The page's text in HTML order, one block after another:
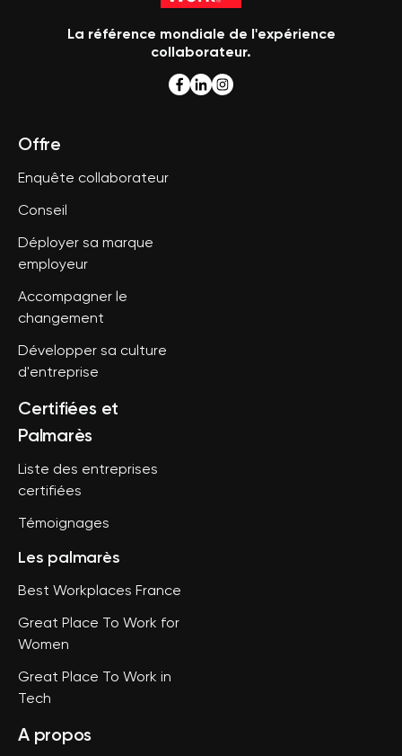
La référence mondiale de l'expérience
collaborateur.
Offre
Enquête collaborateur
Conseil
Déployer sa marque
employeur
Accompagner le
changement
Développer sa culture
d'entreprise
Certifiées et
Palmarès
Liste des entreprises
certifiées
Témoignages
Les palmarès
Best Workplaces France
Great Place To Work for
Women
Great Place To Work in
Tech
A propos